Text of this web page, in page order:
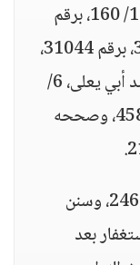
أصبعي الرحمن، برقم 2140، وأحمد، 19/ 160، برقم
12107، ومصنف بن أبي شيبة، 11/ 36، برقم 31044،
وشعب الإيمان للبيهقي، 2/ 209، ومسند أبي يعلى، 6/
359، والمختارة للضياء المقدسي، 2/ 458، وصححه
مسند أحمد، 41/ 151، برقم 24604، وسنن
بعد